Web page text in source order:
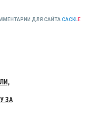
ДЛЯ САЙТА CACKLE
ЗА